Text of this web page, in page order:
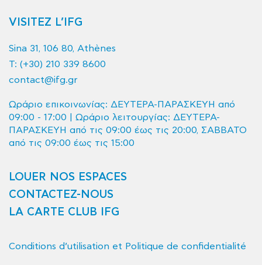
VISITEZ L’IFG
Sina 31, 106 80, Athènes
T: (+30) 210 339 8600
contact@ifg.gr
Ωράριο επικοινωνίας: ΔΕΥΤΕΡΑ-ΠΑΡΑΣΚΕΥΗ από
09:00 - 17:00 | Ωράριο λειτουργίας: ΔΕΥΤΕΡΑ-
ΠΑΡΑΣΚΕΥΗ από τις 09:00 έως τις 20:00, ΣΑΒΒΑΤΟ
από τις 09:00 έως τις 15:00
LOUER NOS ESPACES
CONTACTEZ-NOUS
LA CARTE CLUB IFG
Conditions d’utilisation et Politique de confidentialité